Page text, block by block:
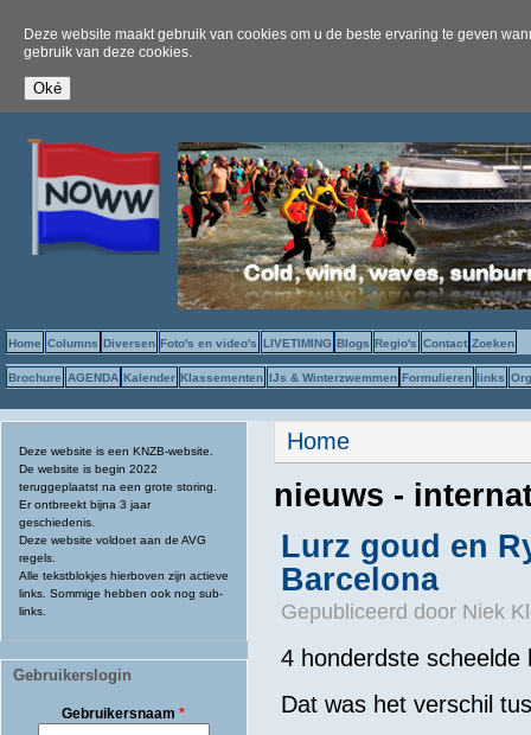
Deze website maakt gebruik van cookies om u de beste ervaring te geven
gebruik van deze cookies.
Home Columns Diversen Foto's en video's LIVETIMING Blogs Regio's Contact Zoeken
Brochure AGENDA Kalender Klassementen IJs & Winterzwemmen Formulieren links
Deze website is een KNZB-website.
De website is begin 2022
teruggeplaatst na een grote storing.
Er ontbreekt bijna 3 jaar
geschiedenis.
Deze website voldoet aan de AVG
regels.
Alle tekstblokjes hierboven zijn actieve
links. Sommige hebben ook nog sub-
links.
Gebruikerslogin
Gebruikersnaam*
U bent hier
Home
nieuws -
Lurz goud en
Barcelona
Gepubliceerd door Niek
4 honderdste
Dat was het verschil